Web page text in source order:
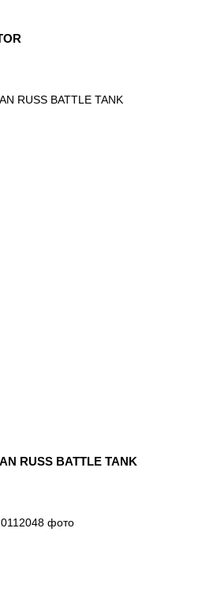
RUSS BATTLE TANK